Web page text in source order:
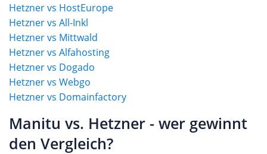
Hetzner vs HostEurope
Hetzner vs All-Inkl
Hetzner vs Mittwald
Hetzner vs Alfahosting
Hetzner vs Dogado
Hetzner vs Webgo
Hetzner vs Domainfactory
Manitu vs. Hetzner - wer gewinnt
den Vergleich?